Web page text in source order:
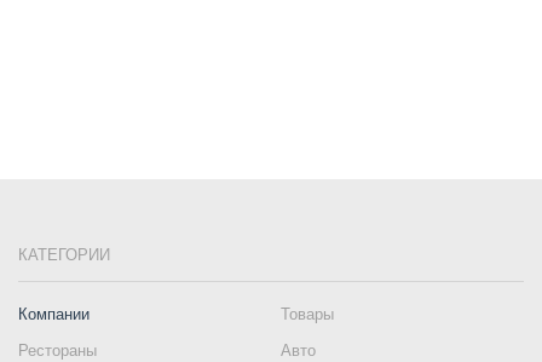
КАТЕГОРИИ
Компании
Товары
Рестораны
Авто